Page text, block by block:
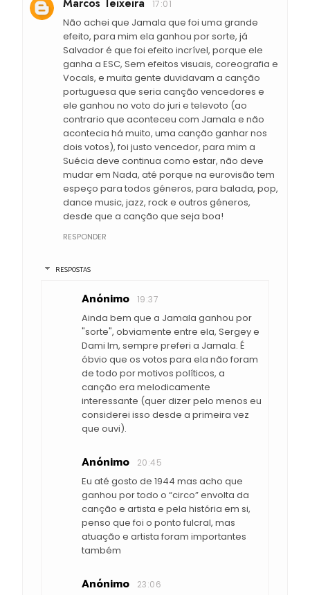
Marcos Teixeira 17:01
Não achei que Jamala que foi uma grande
efeito, para mim ela ganhou por sorte, já
Salvador é que foi efeito incrível, porque ele
ganha a ESC, Sem efeitos visuais, coreografia e
Vocals, e muita gente duvidavam a canção
portuguesa que seria canção vencedores e
ele ganhou no voto do juri e televoto (ao
contrario que aconteceu com Jamala e não
acontecia há muito, uma canção ganhar nos
dois votos), foi justo vencedor, para mim a
Suécia deve continua como estar, não deve
mudar em Nada, até porque na eurovisão tem
espeço para todos géneros, para balada, pop,
dance music, jazz, rock e outros géneros,
desde que a canção que seja boa!
RESPONDER
RESPOSTAS
Anónimo 19:37
Ainda bem que a Jamala ganhou por
"sorte", obviamente entre ela, Sergey e
Dami Im, sempre preferi a Jamala. É
óbvio que os votos para ela não foram
de todo por motivos políticos, a
canção era melodicamente
interessante (quer dizer pelo menos eu
considerei isso desde a primeira vez
que ouvi).
Anónimo 20:45
Eu até gosto de 1944 mas acho que
ganhou por todo o “circo” envolta da
canção e artista e pela história em si,
penso que foi o ponto fulcral, mas
atuação e artista foram importantes
também
Anónimo 23:06